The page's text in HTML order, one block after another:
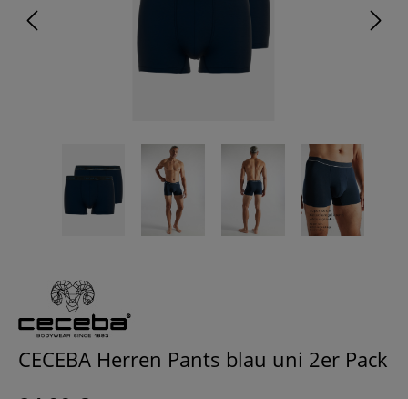
CECEBA Herren Pants blau uni 2er Pack